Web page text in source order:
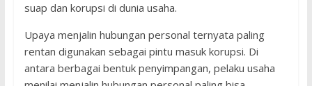
suap dan korupsi di dunia usaha.
Upaya menjalin hubungan personal ternyata paling
rentan digunakan sebagai pintu masuk korupsi. Di
antara berbagai bentuk penyimpangan, pelaku usaha